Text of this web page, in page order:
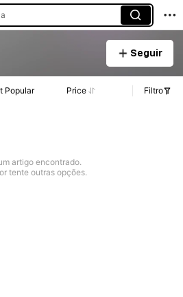
Seguir
Popular Price Filtro
artigo encontrado.
tente outras opções.